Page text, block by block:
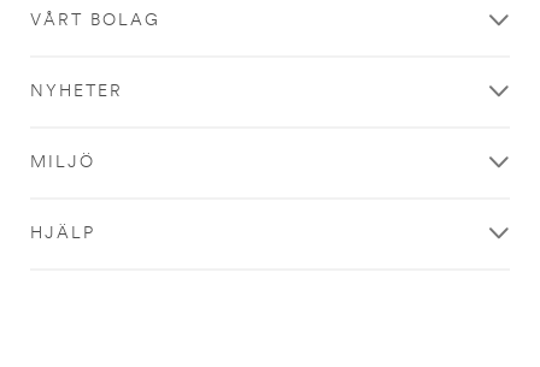
VÅRT BOLAG
NYHETER
MILJÖ
HJÄLP